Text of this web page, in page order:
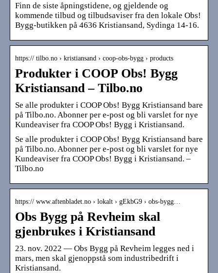
Finn de siste åpningstidene, og gjeldende og
kommende tilbud og tilbudsaviser fra den lokale Obs!
Bygg-butikken på 4636 Kristiansand, Sydinga 14-16.
https:// tilbo.no › kristiansand › coop-obs-bygg › products
Produkter i COOP Obs! Bygg
Kristiansand – Tilbo.no
Se alle produkter i COOP Obs! Bygg Kristiansand bare
på Tilbo.no. Abonner per e-post og bli varslet for nye
Kundeaviser fra COOP Obs! Bygg i Kristiansand.
Se alle produkter i COOP Obs! Bygg Kristiansand bare
på Tilbo.no. Abonner per e-post og bli varslet for nye
Kundeaviser fra COOP Obs! Bygg i Kristiansand. –
Tilbo.no
https:// www.aftenbladet.no › lokalt › gEkbG9 › obs-bygg…
Obs Bygg på Revheim skal
gjenbrukes i Kristiansand
23. nov. 2022 — Obs Bygg på Revheim legges ned i
mars, men skal gjenoppstå som industribedrift i
Kristiansand.